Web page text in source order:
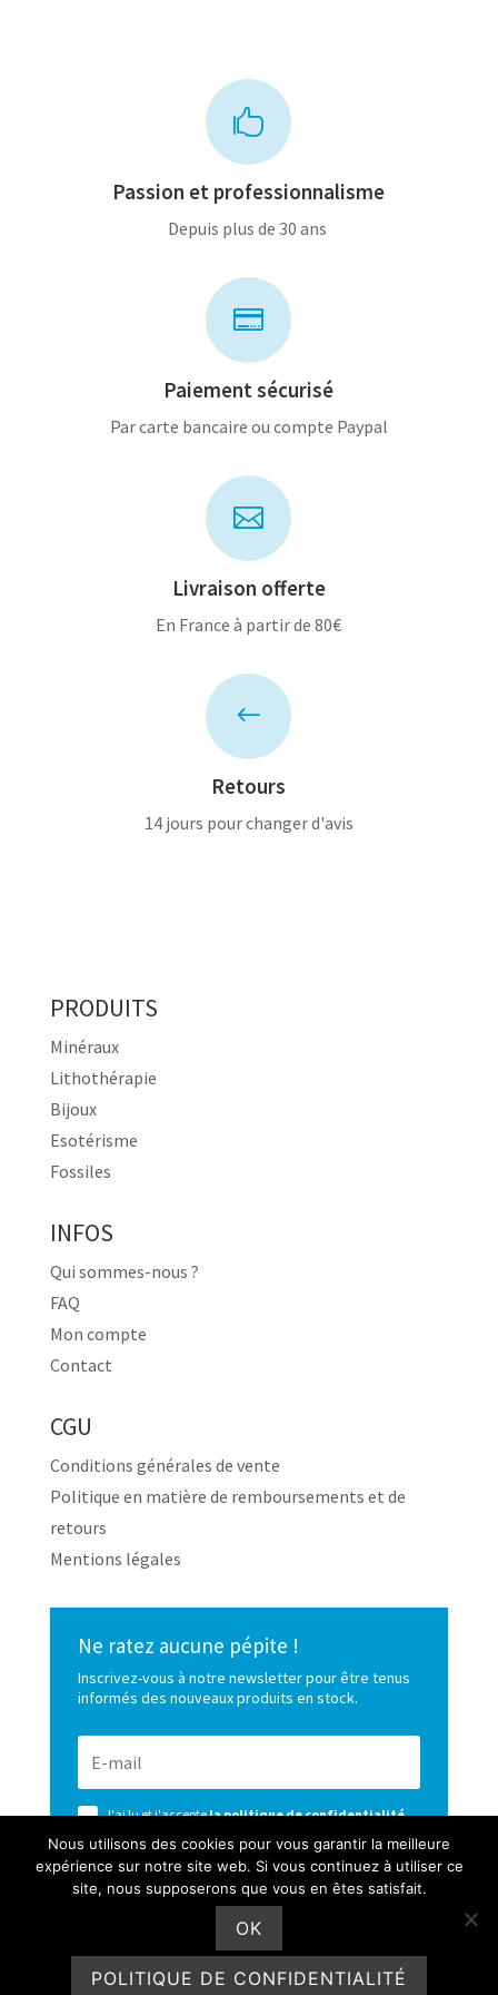

Passion et professionnalisme
Depuis plus de 30 ans

Paiement sécurisé
Par carte bancaire ou compte Paypal

Livraison offerte
En France à partir de 80€
#
Retours
14 jours pour changer d'avis
PRODUITS
Minéraux
Lithothérapie
Bijoux
Esotérisme
Fossiles
INFOS
Qui sommes-nous ?
FAQ
Mon compte
Contact
CGU
Conditions générales de vente
Politique en matière de remboursements et de
retours
Mentions légales
Ne ratez aucune pépite !
Inscrivez-vous à notre newsletter pour être tenus
informés des nouveaux produits en stock.
J'ai lu et j'acceptela politique de confidentialité
de ce site
S’ABONNER
Nous utilisons des cookies pour vous garantir la meilleure
expérience sur notre site web. Si vous continuez à utiliser ce
site, nous supposerons que vous en êtes satisfait.
OK
POLITIQUE DE CONFIDENTIALITÉ